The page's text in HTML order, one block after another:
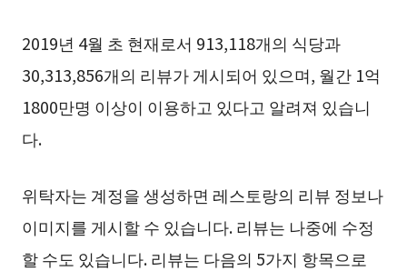
2019년 4월 초 현재로서 913,118개의 식당과
30,313,856개의 리뷰가 게시되어 있으며, 월간 1억
1800만명 이상이 이용하고 있다고 알려져 있습니
다.
위탁자는 계정을 생성하면 레스토랑의 리뷰 정보나
이미지를 게시할 수 있습니다. 리뷰는 나중에 수정
할 수도 있습니다. 리뷰는 다음의 5가지 항목으로